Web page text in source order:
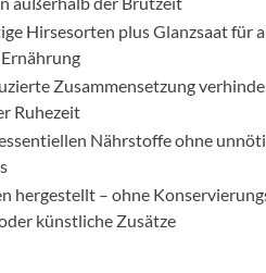
Hirsesorten plus Glanzsaat für
Zusammensetzung
Ruhezeit
Nährstoffe ohne
hergestellt – ohne
künstliche Zusätze